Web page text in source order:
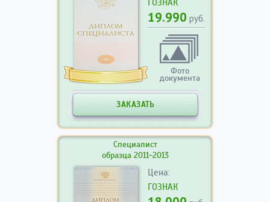
ГОЗНАК
19.990 руб.
Фото
документа
ЗАКАЗАТЬ
Специалист
образца 2011-2013
Цена:
ГОЗНАК